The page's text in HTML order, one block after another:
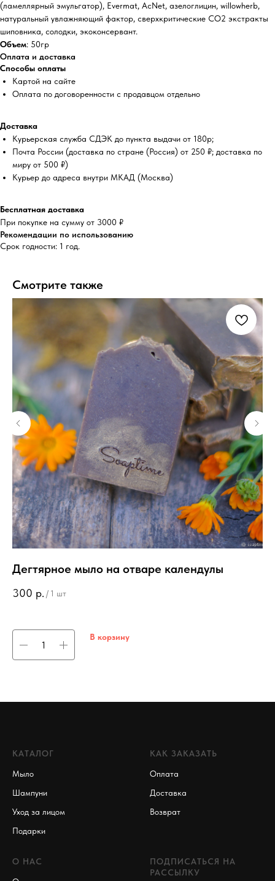
(ламеллярный эмульгатор), Evermat, AcNet, азелоглицин, willowherb,
натуральный увлажняющий фактор, сверхкритические CO2 экстракты
шиповника, солодки, экоконсервант.
Объем: 50гр
Оплата и доставка
Способы оплаты
Картой на сайте
Оплата по договоренности с продавцом отдельно
Доставка
Курьерская служба СДЭК до пункта выдачи от 180р;
Почта России (доставка по стране (Россия) от 250 ₽; доставка по
миру от 500 ₽)
Курьер до адреса внутри МКАД (Москва)
Бесплатная доставка
При покупке на сумму от 3000 ₽
Рекомендации по использованию
Срок годности: 1 год.
Смотрите также
Дегтярное мыло на отваре календулы
300 р. / 1 шт
В корзину
КАТАЛОГ
Мыло
Шампуни
Уход за лицом
Подарки
КАК ЗАКАЗАТЬ
Оплата
Доставка
Возврат
О НАС
ПОДПИСАТЬСЯ НА
РАССЫЛКУ